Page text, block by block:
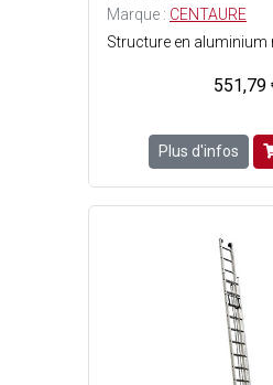
Marque : CENTAURE
551,79
Plus d'infos